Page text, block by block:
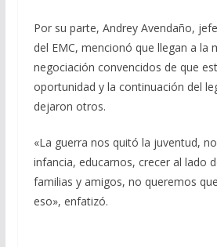
Por su parte, Andrey Avendaño,
del EMC, mencionó que llegan a la
negociación convencidos de que
oportunidad y la continuación del
dejaron otros.
«La guerra nos quitó la juventud,
infancia, educarnos, crecer al lado
familias y amigos, no queremos
eso», enfatizó.